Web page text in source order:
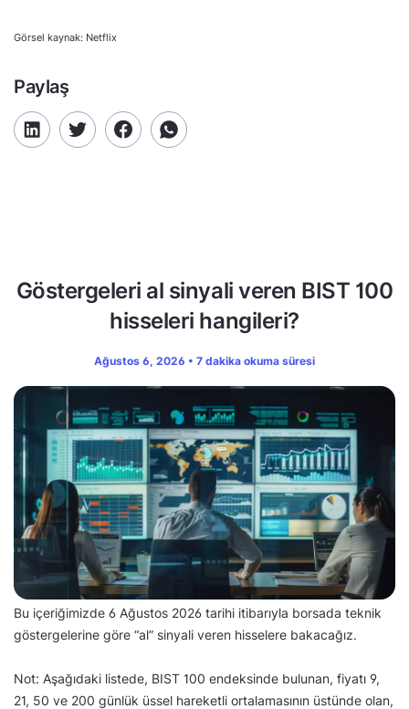
Görsel kaynak: Netflix
Paylaş
Göstergeleri al sinyali veren BIST 100
hisseleri hangileri?
Ağustos 6, 2026 • 7 dakika okuma süresi
Bu içeriğimizde 6 Ağustos 2026 tarihi itibarıyla borsada teknik
göstergelerine göre “al” sinyali veren hisselere bakacağız.
Not: Aşağıdaki listede, BIST 100 endeksinde bulunan, fiyatı 9,
21, 50 ve 200 günlük üssel hareketli ortalamasının üstünde olan,